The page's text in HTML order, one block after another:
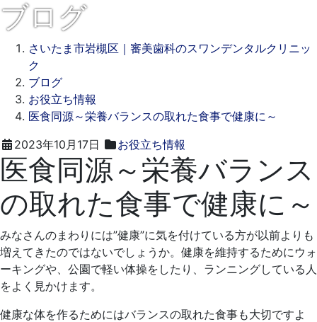
ブログ
さいたま市岩槻区｜審美歯科のスワンデンタルクリニッ
ク
ブログ
お役立ち情報
医食同源～栄養バランスの取れた食事で健康に～
2023年10月17日
お役立ち情報
年
9
月
29
日
ワ
ン
デ
ン
タ
ル
ク
リ
ッ
医食同源～栄養バランス
の取れた食事で健康に～
みなさんのまわりには”健康”に気を付けている方が以前よりも
増えてきたのではないでしょうか。健康を維持するためにウォ
ーキングや、公園で軽い体操をしたり、ランニングしている人
をよく見かけます。
健康な体を作るためにはバランスの取れた食事も大切ですよ